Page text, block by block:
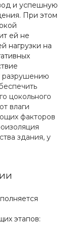
и успешную
При этом
ей не
нагрузки на
разрушению
цокольного
влаги
факторов
здания, у
этапов: